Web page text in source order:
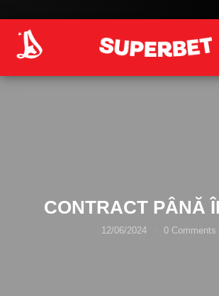
CONTRACT PÂNĂ
12/06/2024 0 Comments